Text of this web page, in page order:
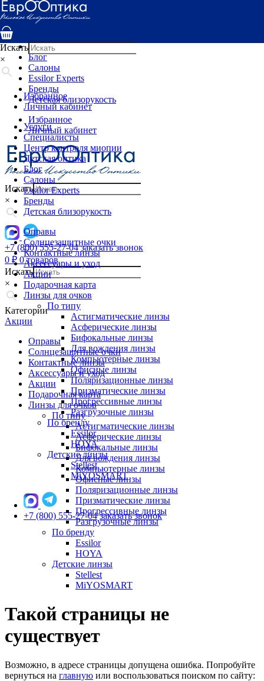
Услуги
Специалисты
Детская оптика
Блог
Салоны
Essilor Experts
Бренды
Детская близорукость
Избранное
Личный кабинет
Искать
×
+7 (800) 555-27-04 заказать звонок
0 ₽ 0 товаров
Искать
×
Категории
Акции
Оправы
Солнцезащитные очки
Контактные линзы
Аксессуары и уход
Акции
Подарочная карта
Линзы для очков
По типу
Астигматические линзы
Асферические линзы
Бифокальные линзы
Для вождения линзы
Компьютерные линзы
Офисные линзы
Поляризационные линзы
Призматические линзы
Прогрессивные линзы
Разгрузочные линзы
По бренду
Essilor
HOYA
Детские линзы
Stellest
MiYOSMART
Искать
×
Избранное
Личный кабинет
Услуги
Специалисты
Центр контроля миопии
Детская оптика
Блог
Салоны
Essilor Experts
Бренды
Детская близорукость
Оправы
Солнцезащитные очки
Контактные линзы
Аксессуары и уход
Акции
Подарочная карта
Линзы для очков
По типу
Астигматические линзы
Асферические линзы
Бифокальные линзы
Для вождения линзы
Компьютерные линзы
Офисные линзы
Поляризационные линзы
Призматические линзы
Прогрессивные линзы
Разгрузочные линзы
По бренду
Essilor
HOYA
Детские линзы
Stellest
MiYOSMART
+7 (800) 555-27-04 заказать звонок
Такой страницы не
существует
Возможно, в адресе страницы допущена ошибка. Попробуйте
вернуться на главную или воспользоваться поиском по сайту: